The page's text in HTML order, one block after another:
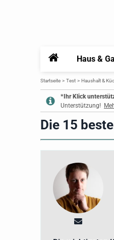
HomeHaus &
Startseite Test Haushalt &
*Ihr Klick
Unterstützung!
Die 15